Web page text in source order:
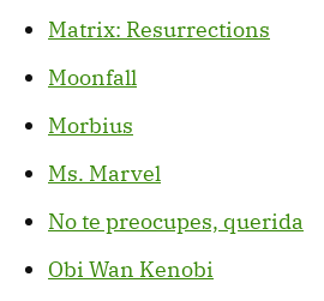
Matrix: Resurrections
Moonfall
Morbius
Ms. Marvel
No te preocupes, querida
Obi Wan Kenobi